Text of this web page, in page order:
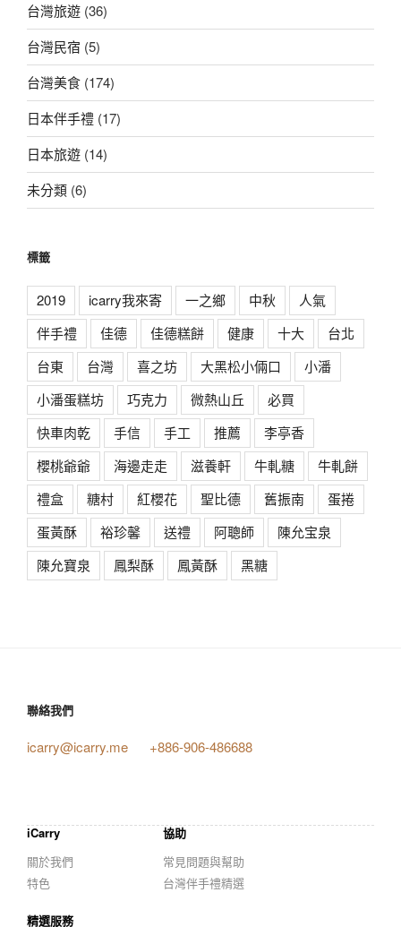
台灣旅遊 (36)
台灣民宿 (5)
台灣美食 (174)
日本伴手禮 (17)
日本旅遊 (14)
未分類 (6)
標籤
2019 icarry我來寄 一之鄉 中秋
人氣
伴手禮
佳德 佳德糕餅 健康 十大
台北
台東
台灣 喜之坊 大黑松小倆口
小潘
小潘蛋糕坊
巧克力 微熱山丘
必買
快車肉乾
手信 手工 推薦
李亭香
櫻桃爺爺
海邊走走 滋養軒 牛軋糖
牛軋餅
禮盒
糖村 紅櫻花 聖比德 舊振南
蛋捲
蛋黃酥
裕珍馨 送禮 阿聰師
陳允宝泉
陳允寶泉
鳳梨酥 鳳黃酥 黑糖
聯絡我們
icarry@icarry.me +886-906-486688
iCarry
關於我們
特色
協助
常見問題與幫助
台灣伴手禮精選
精選服務